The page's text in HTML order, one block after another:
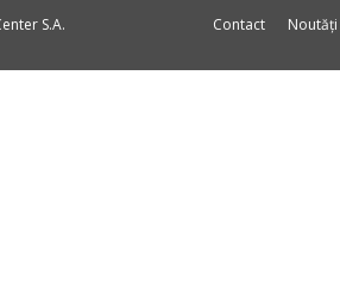
S.A. Contact Noutăți